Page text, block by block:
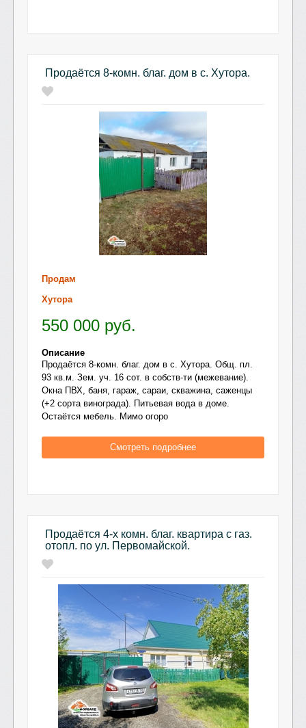
Продаётся 8-комн. благ. дом в с. Хутора.
Продам
Хутора
550 000 руб.
Описание
Продаётся 8-комн. благ. дом в с. Хутора. Общ. пл.
93 кв.м. Зем. уч. 16 сот. в собств-ти (межевание).
Окна ПВХ, баня, гараж, сараи, скважина, саженцы
(+2 сорта винограда). Питьевая вода в доме.
Остаётся мебель. Мимо огоро
Смотреть подробнее
Продаётся 4-х комн. благ. квартира с газ.
отопл. по ул. Первомайской.